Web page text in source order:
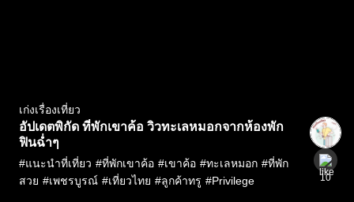
เก่งเรื่องเที่ยว
อัปเดตพิกัด ที่พักเขาค้อ วิวทะเลหมอกจากห้องพัก
ฟินฉ่ำๆ
#แนะนำที่เที่ยว #ที่พักเขาค้อ #เขาค้อ #ทะเลหมอก #ที่พัก
สวย #เพชรบูรณ์ #เที่ยวไทย #ลูกค้าทรู #Privilege 10